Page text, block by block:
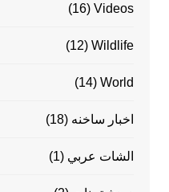
Videos
(16)
Wildlife
(12)
World
(14)
اخبار ساخنه (18)
الشات عربي (1)